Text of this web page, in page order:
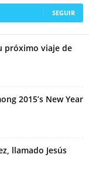
SEGUIR
próximo viaje de
2015’s New Year
llamado Jesús